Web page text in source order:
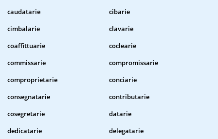
caudatarie
cibarie
cimbalarie
clavarie
coaffittuarie
coclearie
commissarie
compromissarie
comproprietarie
conciarie
consegnatarie
contributarie
cosegretarie
datarie
dedicatarie
delegatarie